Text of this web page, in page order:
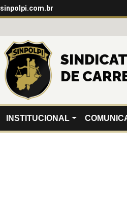
sinpolpi.com.br
DE
INSTITUCIONAL